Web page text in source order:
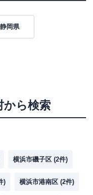
静岡県
から検索
横浜市磯子区 (2件)
) 横浜市港南区 (2件)